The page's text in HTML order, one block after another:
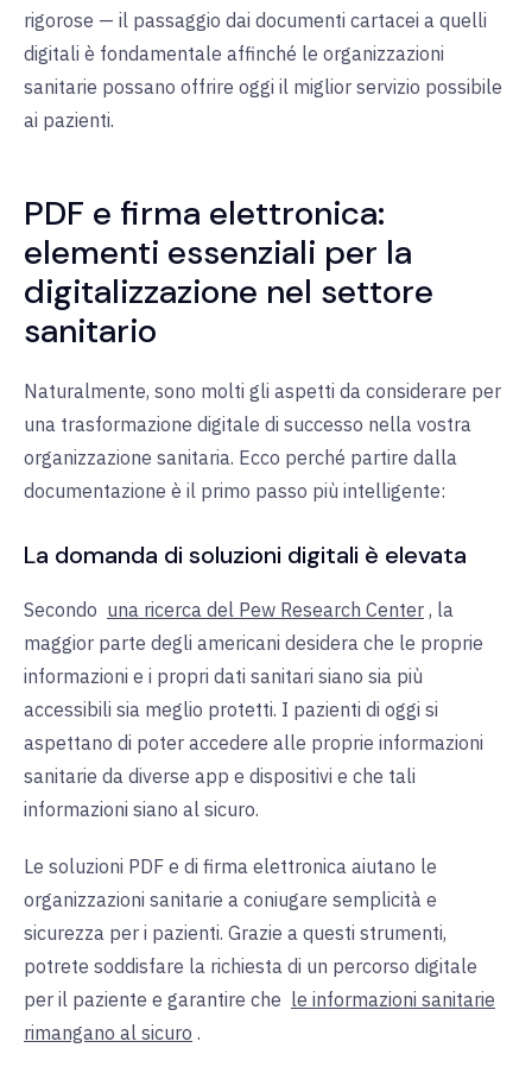
rigorose — il passaggio dai documenti cartacei a quelli
digitali è fondamentale affinché le organizzazioni
sanitarie possano offrire oggi il miglior servizio possibile
ai pazienti.
PDF e firma elettronica:
elementi essenziali per la
digitalizzazione nel settore
sanitario
Naturalmente, sono molti gli aspetti da considerare per
una trasformazione digitale di successo nella vostra
organizzazione sanitaria. Ecco perché partire dalla
documentazione è il primo passo più intelligente:
La domanda di soluzioni digitali è elevata
Secondo una ricerca del Pew Research Center , la
maggior parte degli americani desidera che le proprie
informazioni e i propri dati sanitari siano sia più
accessibili sia meglio protetti. I pazienti di oggi si
aspettano di poter accedere alle proprie informazioni
sanitarie da diverse app e dispositivi e che tali
informazioni siano al sicuro.
Le soluzioni PDF e di firma elettronica aiutano le
organizzazioni sanitarie a coniugare semplicità e
sicurezza per i pazienti. Grazie a questi strumenti,
potrete soddisfare la richiesta di un percorso digitale
per il paziente e garantire che le informazioni sanitarie
rimangano al sicuro .